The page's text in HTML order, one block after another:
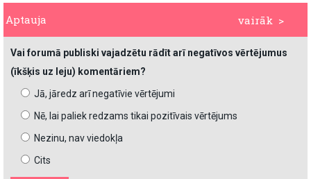
vairāk >
Aptauja
Vai forumā publiski vajadzētu rādīt arī negatīvos vērtējumus
(īkšķis uz leju) komentāriem?
Jā, jāredz arī negatīvie vērtējumi
Nē, lai paliek redzams tikai pozitīvais vērtējums
Nezinu, nav viedokļa
Cits